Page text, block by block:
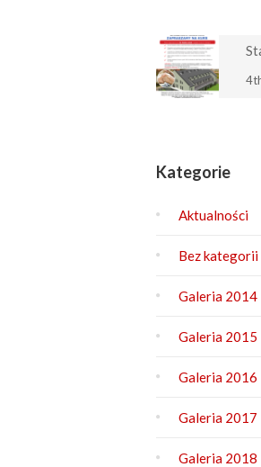
Kategorie
Aktualności
Bez kategorii
Galeria 2014
Galeria 2015
Galeria 2016
Galeria 2017
Galeria 2018